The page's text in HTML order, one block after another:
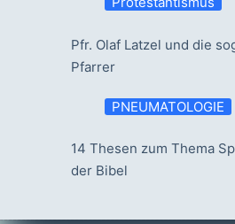
Pfr. Olaf Latzel und die
Pfarrer
PNEUMATOLOGIE
14 Thesen zum Thema
der Bibel